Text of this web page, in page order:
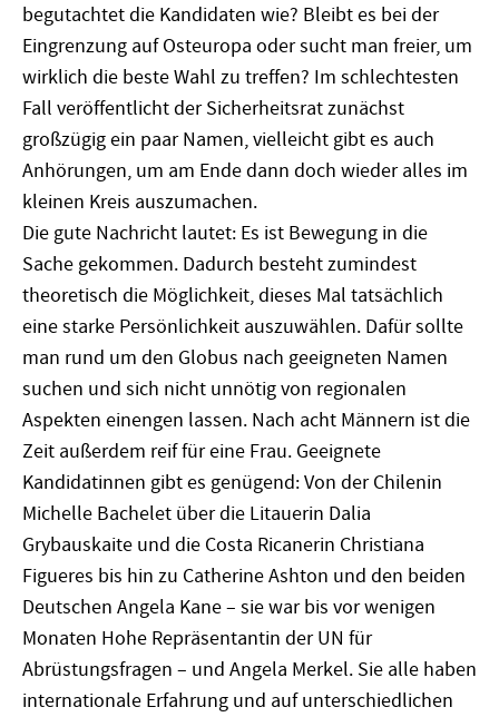
begutachtet die Kandidaten wie? Bleibt es bei der
Eingrenzung auf Osteuropa oder sucht man freier, um
wirklich die beste Wahl zu treffen? Im schlechtesten
Fall veröffentlicht der Sicherheitsrat zunächst
großzügig ein paar Namen, vielleicht gibt es auch
Anhörungen, um am Ende dann doch wieder alles im
kleinen Kreis auszumachen.
Die gute Nachricht lautet: Es ist Bewegung in die
Sache gekommen. Dadurch besteht zumindest
theoretisch die Möglichkeit, dieses Mal tatsächlich
eine starke Persönlichkeit auszuwählen. Dafür sollte
man rund um den Globus nach geeigneten Namen
suchen und sich nicht unnötig von regionalen
Aspekten einengen lassen. Nach acht Männern ist die
Zeit außerdem reif für eine Frau. Geeignete
Kandidatinnen gibt es genügend: Von der Chilenin
Michelle Bachelet über die Litauerin Dalia
Grybauskaite und die Costa Ricanerin Christiana
Figueres bis hin zu Catherine Ashton und den beiden
Deutschen Angela Kane – sie war bis vor wenigen
Monaten Hohe Repräsentantin der UN für
Abrüstungsfragen – und Angela Merkel. Sie alle haben
internationale Erfahrung und auf unterschiedlichen